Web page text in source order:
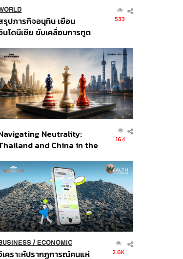
รุปภารกิจอนุทิน เยือน
นโดนีเซีย ขับเคลื่อนการทูต
วนยุทธศาสตร์ไทย –
โดนีเซีย
533
Neutrality:
and China in the
164
/ ECONOMIC
เคราะห์ปรากฏการณ์คนแห่ 2.6K